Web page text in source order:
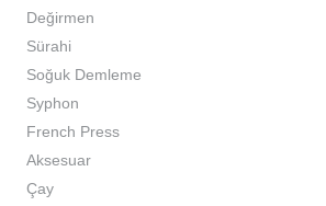
Değirmen
Sürahi
Soğuk Demleme
Syphon
French Press
Aksesuar
Çay